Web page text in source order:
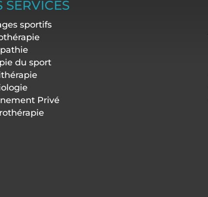
SERVICES
sportifs
du sport
Privé